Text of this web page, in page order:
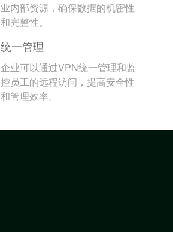
业内部资源，确保数据的机密性
和完整性。
统一管理
企业可以通过VPN统一管理和监
控员工的远程访问，提高安全性
和管理效率。